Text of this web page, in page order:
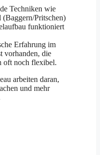
Techniken wie
(Baggern/Pritschen)
funktioniert
Erfahrung im
vorhanden, die
oft noch flexibel.
arbeiten daran,
und mehr